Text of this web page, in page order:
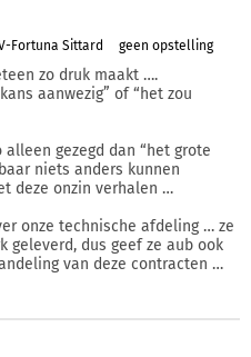
Fortuna Sittard geen opstelling
zo druk maakt ….
aanwezig” of “het zou
gezegd dan “het grote
niets anders kunnen
deze onzin verhalen …
onze technische afdeling … ze
geleverd, dus geef ze aub ook
van deze contracten …